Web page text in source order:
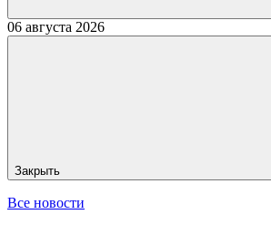
06 августа 2026
Закрыть
Все новости